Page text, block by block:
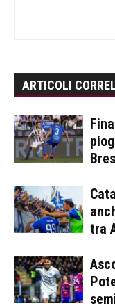
ARTICOLI
tra